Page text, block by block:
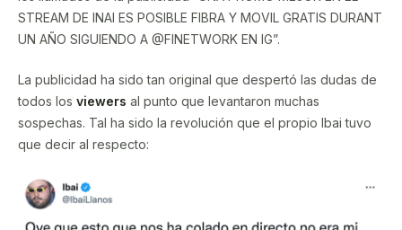
STREAM DE INAI ES POSIBLE FIBRA Y MOVIL GRATIS DURANT
UN AÑO SIGUIENDO A @FINETWORK EN IG”.
La publicidad ha sido tan original que despertó las dudas de
todos los viewers al punto que levantaron muchas
sospechas. Tal ha sido la revolución que el propio Ibai tuvo
que decir al respecto: